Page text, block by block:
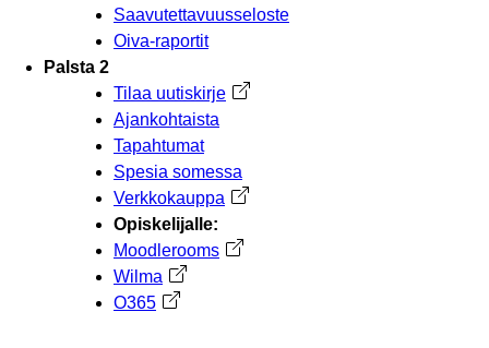
Saavutettavuusseloste
Oiva-raportit
Palsta 2
Tilaa uutiskirje Avautuu uuteen välilehteen
Ajankohtaista
Tapahtumat
Spesia somessa
Verkkokauppa Avautuu uuteen välilehteen
Opiskelijalle:
Moodlerooms Avautuu uuteen välilehteen
Wilma Avautuu uuteen välilehteen
O365 Avautuu uuteen välilehteen